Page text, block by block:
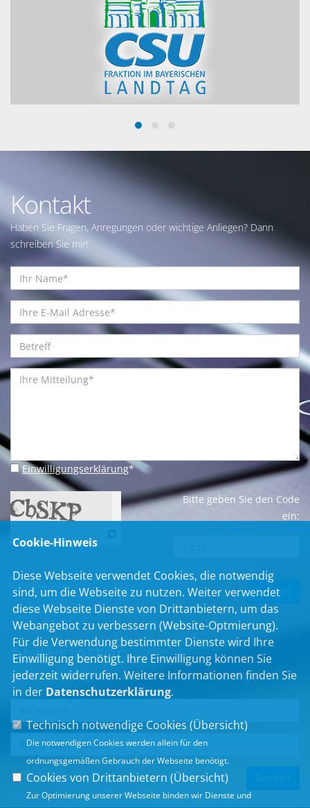
Kontakt
Haben Sie Fragen, Anregungen oder wichtige Anliegen? Dann
schreiben Sie mir!
Einwilligungserklärung*
Bitte geben Sie den Code
ein:
* Pflichtfeld
Newsletter
Erhalten Sie Neuigkeiten aus dem Landtag und der Region.
* Pflichtfeld
Cookie-Hinweis
Diese Webseite verwendet Cookies, die notwendig
sind, um die Webseite zu nutzen. Weiter verwendet
diese Webseite Dienste von Drittanbietern, um das
Webangebot zu verbessern (Website-Optmierung).
Für die Verwendung bestimmter Dienste wird Ihre
Einwilligung benötigt. Ihre Einwilligung können Sie
jederzeit widerrufen. Weitere Informationen finden Sie
in der Datenschutzerklärung.
Technisch notwendige Cookies (Übersicht)
Die notwendigen Cookies werden allein für den
ordnungsgemäßen Gebrauch der Webseite benötigt.
Cookies von Drittanbietern (Übersicht)
Zur Optimierung unserer Webseite binden wir Dienste und